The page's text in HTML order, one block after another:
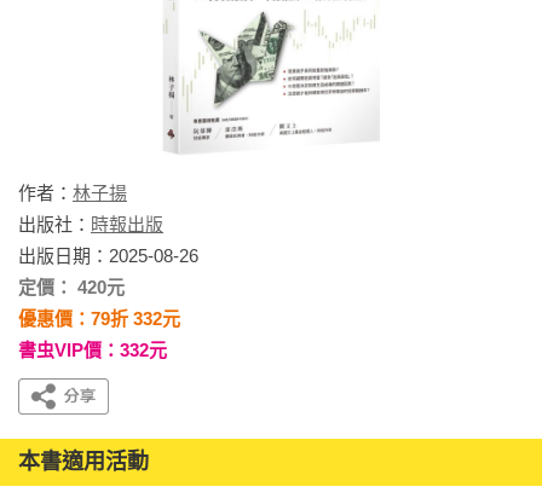
作者： 林子揚
出版社： 時報出版
出版日期：2025-08-26
定價： 420元
優惠價：79折 332元
書虫VIP價：332元
本書適用活動